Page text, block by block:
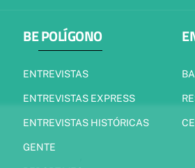
BE POLÍGONO
ENTREVISTAS
ENTREVISTAS EXPRESS
ENTREVISTAS HISTÓRICAS
GENTE